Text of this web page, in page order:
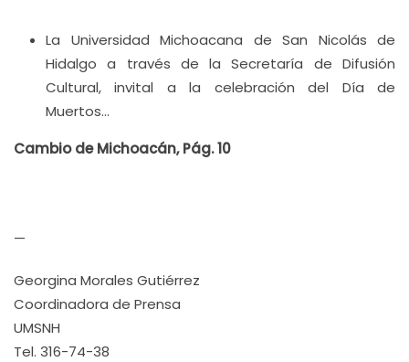
La Universidad Michoacana de San Nicolás de
Hidalgo a través de la Secretaría de Difusión
Cultural, invital a la celebración del Día de
Muertos…
Cambio de Michoacán, Pág. 10
—
Georgina Morales Gutiérrez
Coordinadora de Prensa
UMSNH
Tel. 316-74-38